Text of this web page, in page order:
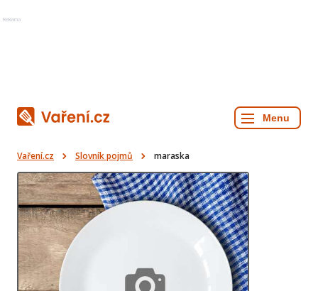
Reklama
Vaření.cz Slovník pojmů maraska